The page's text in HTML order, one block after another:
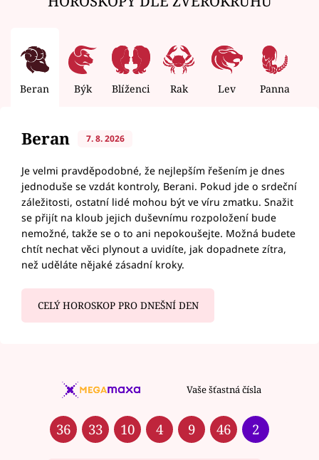
Beran Býk Blíženci Rak Lev Panna
Beran 7. 8. 2026
Je velmi pravděpodobné, že nejlepším řešením je dnes
jednoduše se vzdát kontroly, Berani. Pokud jde o srdeční
záležitosti, ostatní lidé mohou být ve víru zmatku. Snažit
se přijít na kloub jejich duševnímu rozpoložení bude
nemožné, takže se o to ani nepokoušejte. Možná budete
chtít nechat věci plynout a uvidíte, jak dopadnete zítra,
než uděláte nějaké zásadní kroky.
CELÝ HOROSKOP PRO DNEŠNÍ DEN
Vaše šťastná čísla
36 33 10 4 9 46 2